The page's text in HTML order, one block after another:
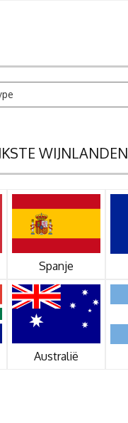
WIJNLANDEN
Spanje
Australië